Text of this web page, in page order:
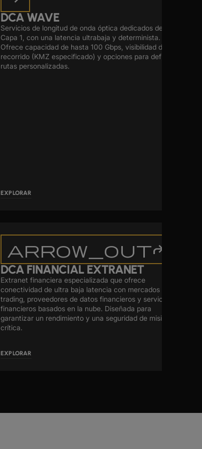
DCA WAVE
Servicios de longitud de onda óptica dedicados de
Capa 1, con una latencia ultrabaja y determinista.
Ofrece capacidad de hasta 100 Gbps, visibilidad del
recorrido (KMZ especificado) y opciones para definir
rutas personalizadas.
EXPLORAR
arrow_outforward
DCA FINANCIAL EXTRANET
Extranet financiera especializada que ofrece
conectividad de ultra baja latencia con mercados de
trading, proveedores de datos financieros y servicios
financieros basados en la nube. Diseñada para
garantizar un rendimiento y una seguridad de misión
crítica.
EXPLORAR